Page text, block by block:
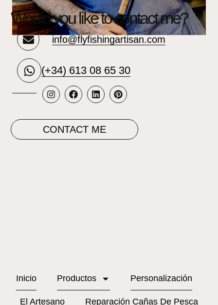
Would you like to contact me?
info@flyfishingartisan.com
(+34) 613 08 65 30
CONTACT ME
Inicio Productos Personalización
El Artesano Reparación Cañas De Pesca